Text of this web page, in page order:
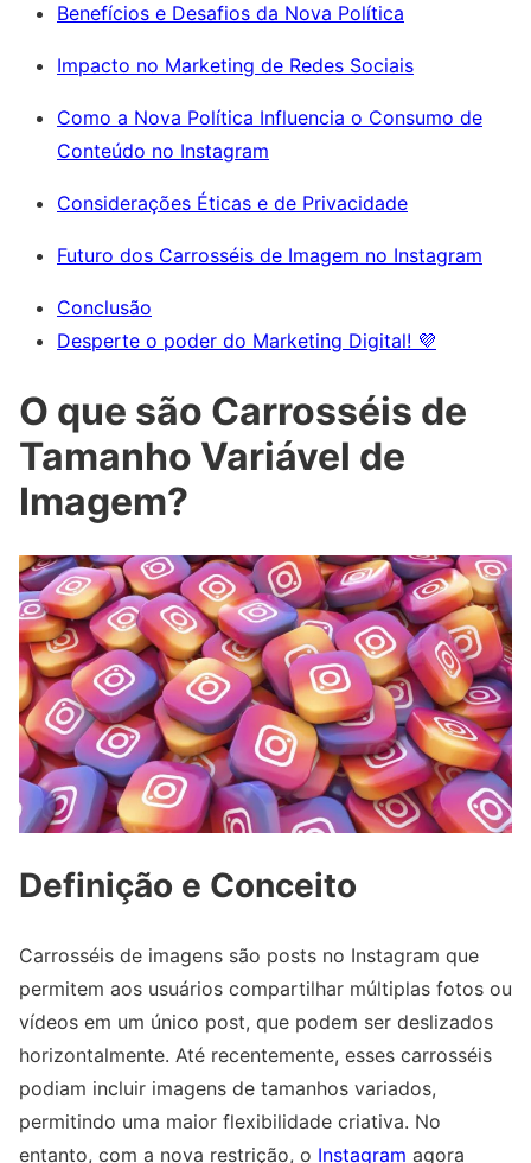
Benefícios e Desafios da Nova Política
Impacto no Marketing de Redes Sociais
Como a Nova Política Influencia o Consumo de
Conteúdo no Instagram
Considerações Éticas e de Privacidade
Futuro dos Carrosséis de Imagem no Instagram
Conclusão
Desperte o poder do Marketing Digital! 💜
O que são Carrosséis de
Tamanho Variável de
Imagem?
Definição e Conceito
Carrosséis de imagens são posts no Instagram que
permitem aos usuários compartilhar múltiplas fotos ou
vídeos em um único post, que podem ser deslizados
horizontalmente. Até recentemente, esses carrosséis
podiam incluir imagens de tamanhos variados,
permitindo uma maior flexibilidade criativa. No
entanto, com a nova restrição, o Instagram agora